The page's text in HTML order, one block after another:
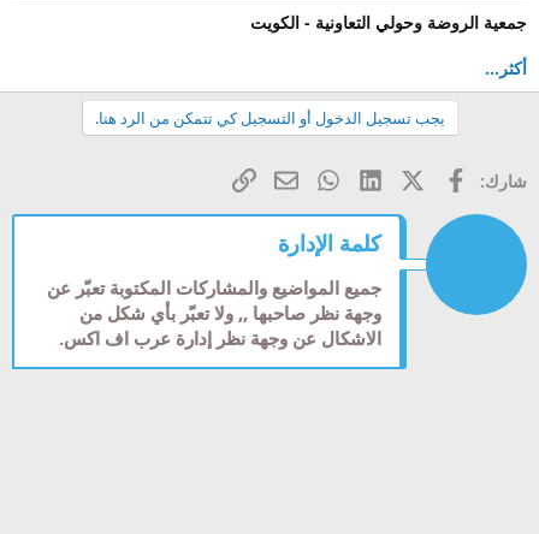
ع
جمعية الروضة وحولي التعاونية - الكويت
أكثر...
يجب تسجيل الدخول أو التسجيل كي تتمكن من الرد هنا.
شارك: فيسبوكX (Twitter)
LinkedIn
WhatsAppالبريد الإلكتروني
الرابط
كلمة الإدارة
جميع المواضيع والمشاركات المكتوبة تعبّر عن
وجهة نظر صاحبها ,, ولا تعبّر بأي شكل من
الاشكال عن وجهة نظر إدارة عرب اف اكس.